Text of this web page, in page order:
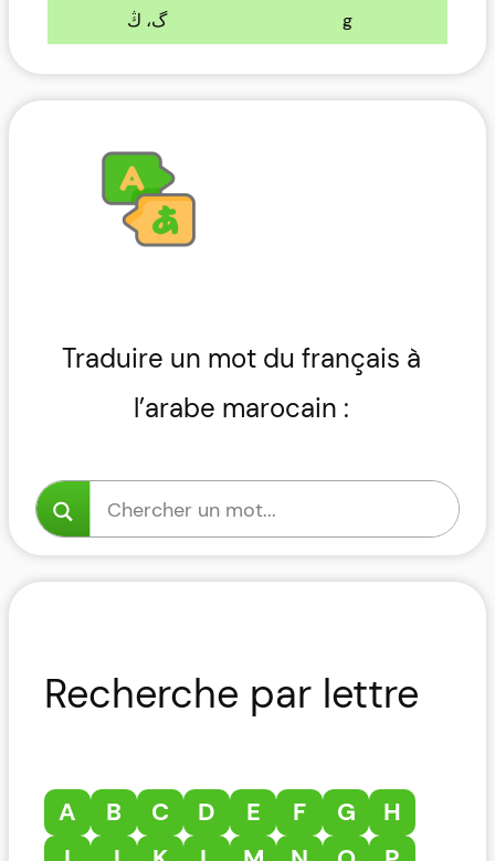
گ، ڭ
g
Traduire un mot du français à
l’arabe marocain :
Recherche par lettre
A B C D E F G
H